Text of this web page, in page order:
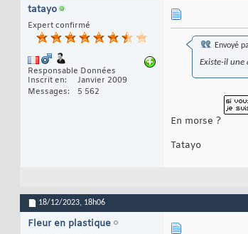
tatayo
Expert confirmé
Responsable Données
Inscrit en
Janvier 2009
Messages
5 562
Envoyé
Existe-il une
En morse ?
Tatayo
18/12/2023, 18h06
Fleur en plastique